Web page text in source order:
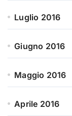
Luglio 2016
Giugno 2016
Maggio 2016
Aprile 2016